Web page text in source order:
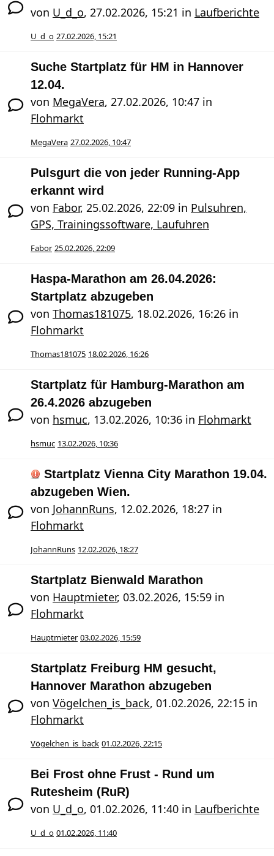
von U_d_o, 27.02.2026, 15:21 in Laufberichte
U_d_o 27.02.2026, 15:21
Suche Startplatz für HM in Hannover
12.04.
von MegaVera, 27.02.2026, 10:47 in
Flohmarkt
MegaVera 27.02.2026, 10:47
Pulsgurt die von jeder Running-App
erkannt wird
von Fabor, 25.02.2026, 22:09 in Pulsuhren,
GPS, Trainingssoftware, Laufuhren
Fabor 25.02.2026, 22:09
Haspa-Marathon am 26.04.2026:
Startplatz abzugeben
von Thomas181075, 18.02.2026, 16:26 in
Flohmarkt
Thomas181075 18.02.2026, 16:26
Startplatz für Hamburg-Marathon am
26.4.2026 abzugeben
von hsmuc, 13.02.2026, 10:36 in Flohmarkt
hsmuc 13.02.2026, 10:36
Startplatz Vienna City Marathon 19.04.
abzugeben Wien.
von JohannRuns, 12.02.2026, 18:27 in
Flohmarkt
JohannRuns 12.02.2026, 18:27
Startplatz Bienwald Marathon
von Hauptmieter, 03.02.2026, 15:59 in
Flohmarkt
Hauptmieter 03.02.2026, 15:59
Startplatz Freiburg HM gesucht,
Hannover Marathon abzugeben
von Vögelchen_is_back, 01.02.2026, 22:15 in
Flohmarkt
Vögelchen_is_back 01.02.2026, 22:15
Bei Frost ohne Frust - Rund um
Rutesheim (RuR)
von U_d_o, 01.02.2026, 11:40 in Laufberichte
U_d_o 01.02.2026, 11:40